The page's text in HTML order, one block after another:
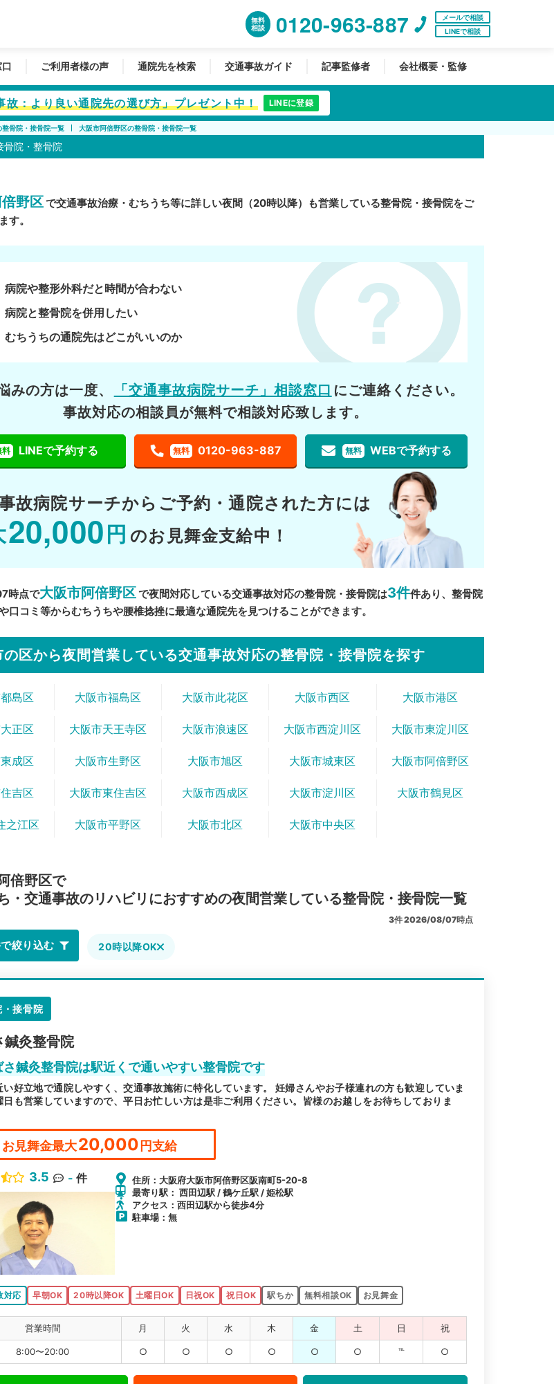
無料
相談
0120-963-887
メールで相談
LINEで相談
ご利用者様の声 通院先を検索 交通事故ガイド 記事監修者 会社概要・監修
故：より良い通院先の選び方」プレゼント中！ LINEに登録
整骨院・接骨院一覧 大阪市阿倍野区の整骨院・接骨院一覧
骨院・整骨院
野区で交通事故治療・むちうち等に詳しい夜間（20時以降）も営業している整骨院・接骨院をご
す。
病院や整形外科だと時間が合わない
病院と整骨院を併用したい
むちうちの通院先はどこがいいのか
みの方は一度、 「交通事故病院サーチ」相談窓口 にご連絡ください。
事故対応の相談員が無料で相談対応致します。
料 LINEで予約する 無料 0120-963-887 無料 WEBで予約する
故病院サーチから ご予約・通院された方には
20,000 円 のお見舞金支給中！
時点で大阪市阿倍野区で夜間対応している交通事故対応の整骨院・接骨院は3件件あり、整骨院
口コミ等からむちうちや腰椎捻挫に最適な通院先を見つけることができます。
の区から夜間営業している交通事故対応の整骨院・接骨院を探す
島区 大阪市福島区 大阪市此花区 大阪市西区 大阪市港区
正区 大阪市天王寺区 大阪市浪速区 大阪市西淀川区 大阪市東淀川区
成区 大阪市生野区 大阪市旭区 大阪市城東区 大阪市阿倍野区
吉区 大阪市東住吉区 大阪市西成区 大阪市淀川区 大阪市鶴見区
之江区 大阪市平野区 大阪市北区 大阪市中央区
倍野区で
・交通事故のリハビリにおすすめの夜間営業している整骨院・接骨院一覧
3件2026/08/07時点
絞り込む 20時以降OK
・接骨院
鍼灸整骨院
さ鍼灸整骨院は駅近くで通いやすい整骨院です
い好立地で通院しやすく、交通事故施術に特化しています。 妊婦さんやお子様連れの方も歓迎していま
日も営業していますので、平日お忙しい方は是非ご利用ください。皆様のお越しをお待ちしておりま
お見舞金最大20,000円支給
3.5 - 件
住所：大阪府大阪市阿倍野区阪南町5-20-8
最寄り駅： 西田辺駅 / 鶴ケ丘駅 / 姫松駅
アクセス：西田辺駅から徒歩4分
駐車場：無
対応 早朝OK 20時以降OK 土曜日OK 日祝OK 祝日OK 駅ちか 無料相談OK お見舞金
営業時間 月 火 水 木 金 土 日 祝
8:00〜20:00 ○ ○ ○ ○ ○ ○ ℡ ○